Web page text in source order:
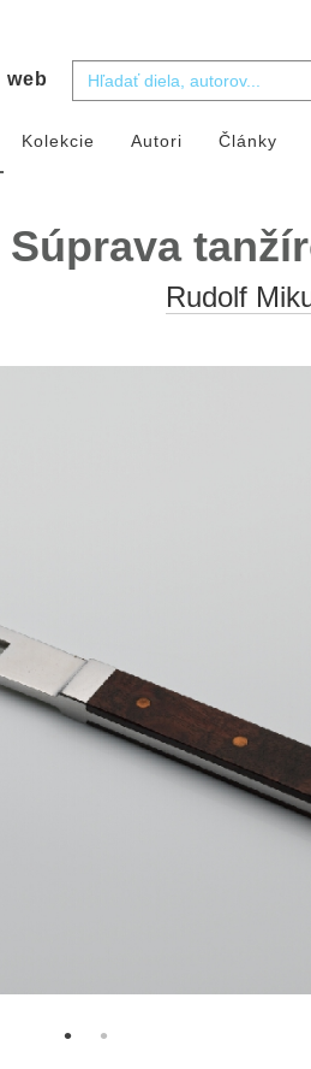
web
Kolekcie Autori Články
Súprava
Rudolf